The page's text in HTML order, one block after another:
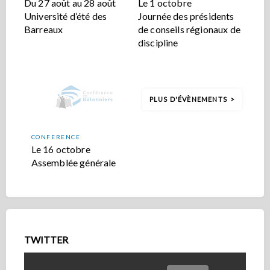
Du 27 août au 28 août
Université d’été des
Barreaux
Le 1 octobre
Journée des présidents
de conseils régionaux de
discipline
CONFERENCE
Le 16 octobre
Assemblée générale
PLUS D'ÉVÈNEMENTS
TWITTER